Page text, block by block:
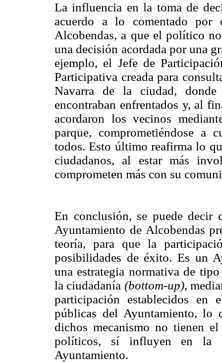
La influencia en la toma de
acuerdo a lo comentado por
Alcobendas, a que el político
una decisión acordada por una
ejemplo, el Jefe de
Participativa creada para
Navarra de la ciudad,
encontraban enfrentados y, al
acordaron los vecinos
parque, comprometiéndose a
todos. Esto último reafirma lo
ciudadanos, al estar más
comprometen más con su
En conclusión, se puede decir
Ayuntamiento de Alcobendas
teoría, para que la
posibilidades de éxito. Es un
una estrategia normativa de
la ciudadanía (bottom-up),
participación establecidos
públicas del Ayuntamiento, lo
dichos mecanismo no tienen
políticos, sí influyen en la
Ayuntamiento.